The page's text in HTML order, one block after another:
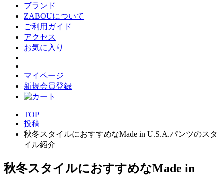
ブランド
ZABOUについて
ご利用ガイド
アクセス
お気に入り
マイページ
新規会員登録
TOP
投稿
秋冬スタイルにおすすめなMade in U.S.A.パンツのスタ
イル紹介
秋冬スタイルにおすすめなMade in